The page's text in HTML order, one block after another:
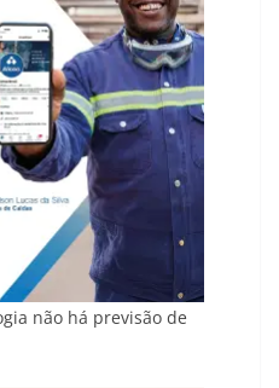
não há previsão de